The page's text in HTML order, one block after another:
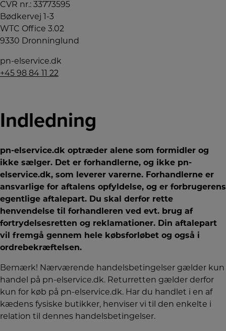
CVR nr.: 33773595
Bødkervej 1-3
WTC Office 3.02
9330 Dronninglund
pn-elservice.dk
+45 98 84 11 22
Indledning
pn-elservice.dk optræder alene som formidler og
ikke sælger. Det er forhandlerne, og ikke pn-
elservice.dk, som leverer varerne. Forhandlerne er
ansvarlige for aftalens opfyldelse, og er forbrugerens
egentlige aftalepart. Du skal derfor rette
henvendelse til forhandleren ved evt. brug af
fortrydelsesretten og reklamationer. Din aftalepart
vil fremgå gennem hele købsforløbet og også i
ordrebekræftelsen.
Bemærk! Nærværende handelsbetingelser gælder kun
handel på pn-elservice.dk. Returretten gælder derfor
kun for køb på pn-elservice.dk. Har du handlet i en af
kædens fysiske butikker, henviser vi til den enkelte i
relation til dennes handelsbetingelser.